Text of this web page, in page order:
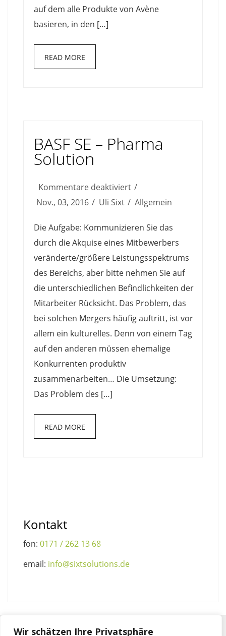
Wir schätzen Ihre Privatsphäre
auf dem alle Produkte von Avène
basieren, in den […]
READ MORE
BASF SE – Pharma
Solution
Kommentare deaktiviertfür
BASF
–
Pharma
Solution
Nov., 03, 2016 Uli Sixt Allgemein
Die Aufgabe: Kommunizieren Sie das
durch die Akquise eines Mitbewerbers
veränderte/größere Leistungsspektrums
des Bereichs, aber bitte nehmen Sie auf
die unterschiedlichen Befindlichkeiten der
Mitarbeiter Rücksicht. Das Problem, das
bei solchen Mergers häufig auftritt, ist vor
allem ein kulturelles. Denn von einem Tag
auf den anderen müssen ehemalige
Konkurrenten produktiv
zusammenarbeiten… Die Umsetzung:
Das Problem des […]
READ MORE
Kontakt
fon: 0171 / 262 13 68
email: info@sixtsolutions.de